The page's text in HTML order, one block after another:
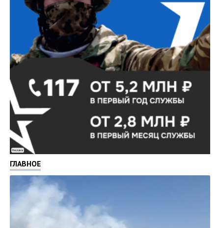
Реклама
ГЛАВНОЕ